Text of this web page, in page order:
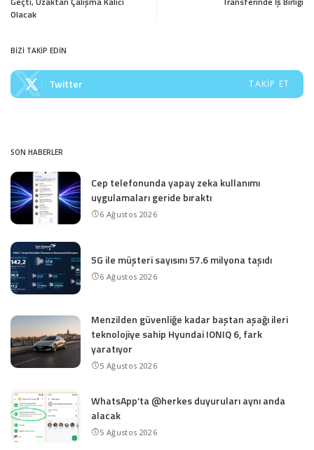
Olacak
BİZİ TAKİP EDİN
Twitter TAKIP ET
SON HABERLER
Cep telefonunda yapay zeka kullanımı
uygulamaları geride bıraktı
6 Ağustos 2026
5G ile müşteri sayısını 57.6 milyona taşıdı
6 Ağustos 2026
Menzilden güvenliğe kadar baştan aşağı ileri
teknolojiye sahip Hyundai IONIQ 6, fark
yaratıyor
5 Ağustos 2026
WhatsApp’ta @herkes duyuruları aynı anda
alacak
5 Ağustos 2026